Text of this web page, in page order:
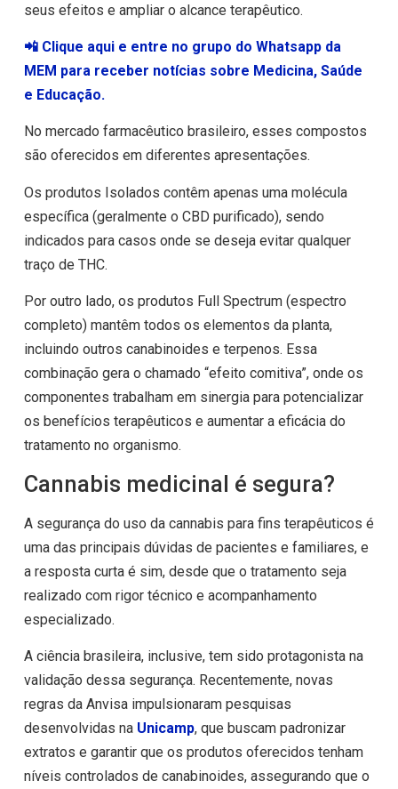
seus efeitos e ampliar o alcance terapêutico.
📲 Clique aqui e entre no grupo do Whatsapp da
MEM para receber notícias sobre Medicina, Saúde
e Educação.
No mercado farmacêutico brasileiro, esses compostos
são oferecidos em diferentes apresentações.
Os produtos Isolados contêm apenas uma molécula
específica (geralmente o CBD purificado), sendo
indicados para casos onde se deseja evitar qualquer
traço de THC.
Por outro lado, os produtos Full Spectrum (espectro
completo) mantêm todos os elementos da planta,
incluindo outros canabinoides e terpenos. Essa
combinação gera o chamado “efeito comitiva”, onde os
componentes trabalham em sinergia para potencializar
os benefícios terapêuticos e aumentar a eficácia do
tratamento no organismo.
Cannabis medicinal é segura?
A segurança do uso da cannabis para fins terapêuticos é
uma das principais dúvidas de pacientes e familiares, e
a resposta curta é sim, desde que o tratamento seja
realizado com rigor técnico e acompanhamento
especializado.
A ciência brasileira, inclusive, tem sido protagonista na
validação dessa segurança. Recentemente, novas
regras da Anvisa impulsionaram pesquisas
desenvolvidas na Unicamp, que buscam padronizar
extratos e garantir que os produtos oferecidos tenham
níveis controlados de canabinoides, assegurando que o